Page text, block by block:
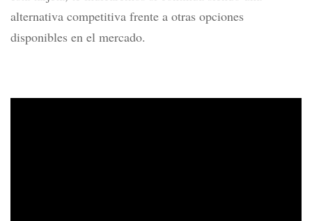
alternativa competitiva frente a otras opciones
disponibles en el mercado.